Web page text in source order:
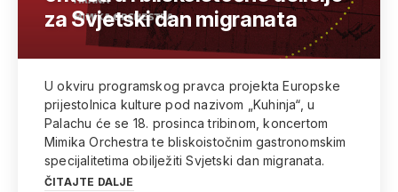
za Svjetski dan migranata
U okviru programskog pravca projekta Europske
prijestolnica kulture pod nazivom „Kuhinja“, u
Palachu će se 18. prosinca tribinom, koncertom
Mimika Orchestra te bliskoistočnim gastronomskim
specijalitetima obilježiti Svjetski dan migranata.
ČITAJTE DALJE